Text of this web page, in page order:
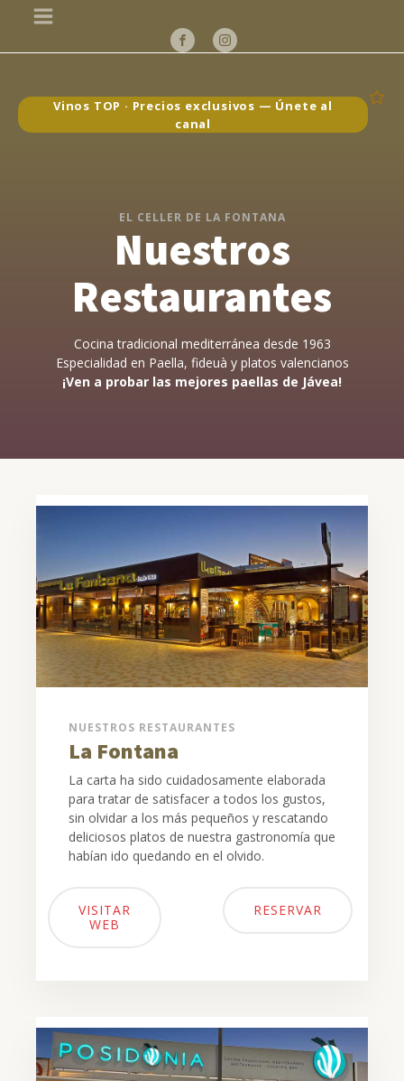
Vinos TOP · Precios exclusivos — Únete al
canal
EL CELLER DE LA FONTANA
Nuestros
Restaurantes
Cocina tradicional mediterránea desde 1963
Especialidad en Paella, fideuà y platos valencianos
¡Ven a probar las mejores paellas de Jávea!
NUESTROS RESTAURANTES
La Fontana
La carta ha sido cuidadosamente elaborada
para tratar de satisfacer a todos los gustos,
sin olvidar a los más pequeños y rescatando
deliciosos platos de nuestra gastronomía que
habían ido quedando en el olvido.
VISITAR
WEB
RESERVAR